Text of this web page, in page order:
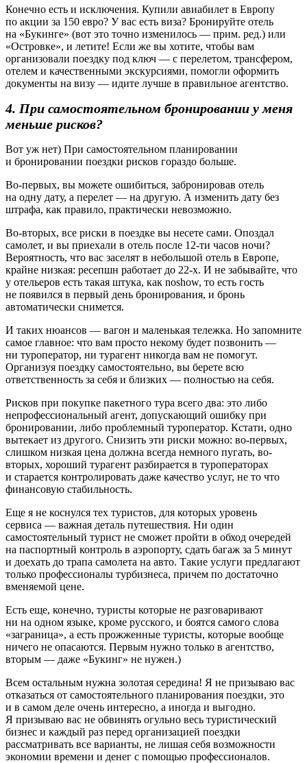
Конечно есть и исключения. Купили авиабилет в Европу
по акции за 150 евро? У вас есть виза? Бронируйте отель
на «Букинге» (вот это точно изменилось — прим. ред.) или
«Островке», и летите! Если же вы хотите, чтобы вам
организовали поездку под ключ — с перелетом, трансфером,
отелем и качественными экскурсиями, помогли оформить
документы на визу — идите лучше в правильное агентство.
4. При самостоятельном бронировании у меня
меньше рисков?
Вот уж нет) При самостоятельном планировании
и бронировании поездки рисков гораздо больше.
Во-первых, вы можете ошибиться, забронировав отель
на одну дату, а перелет — на другую. А изменить дату без
штрафа, как правило, практически невозможно.
Во-вторых, все риски в поездке вы несете сами. Опоздал
самолет, и вы приехали в отель после 12-ти часов ночи?
Вероятность, что вас заселят в небольшой отель в Европе,
крайне низкая: ресепшн работает до 22-х. И не забывайте, что
у отельеров есть такая штука, как noshow, то есть гость
не появился в первый день бронирования, и бронь
автоматически снимется.
И таких нюансов — вагон и маленькая тележка. Но запомните
самое главное: что вам просто некому будет позвонить —
ни туроператор, ни турагент никогда вам не помогут.
Организуя поездку самостоятельно, вы берете всю
ответственность за себя и близких — полностью на себя.
Рисков при покупке пакетного тура всего два: это либо
непрофессиональный агент, допускающий ошибку при
бронировании, либо проблемный туроператор. Кстати, одно
вытекает из другого. Снизить эти риски можно: во-первых,
слишком низкая цена должна всегда немного пугать, во-
вторых, хороший турагент разбирается в туроператорах
и старается контролировать даже качество услуг, не то что
финансовую стабильность.
Еще я не коснулся тех туристов, для которых уровень
сервиса — важная деталь путешествия. Ни один
самостоятельный турист не сможет пройти в обход очередей
на паспортный контроль в аэропорту, сдать багаж за 5 минут
и доехать до трапа самолета на авто. Такие услуги предлагают
только профессионалы турбизнеса, причем по достаточно
вменяемой цене.
Есть еще, конечно, туристы которые не разговаривают
ни на одном языке, кроме русского, и боятся самого слова
«заграница», а есть прожженные туристы, которые вообще
ничего не опасаются. Первым нужно только в агентство,
вторым — даже «Букинг» не нужен.)
Всем остальным нужна золотая середина! Я не призываю вас
отказаться от самостоятельного планирования поездки, это
и в самом деле очень интересно, а иногда и выгодно.
Я призываю вас не обвинять огульно весь туристический
бизнес и каждый раз перед организацией поездки
рассматривать все варианты, не лишая себя возможности
экономии времени и денег с помощью профессионалов.